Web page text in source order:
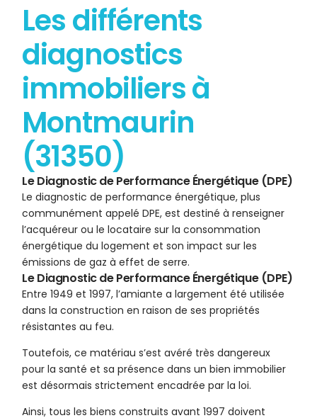
Les différents
diagnostics
immobiliers à
Montmaurin
(31350)
Le Diagnostic de Performance Énergétique (DPE)
Le diagnostic de performance énergétique, plus
communément appelé DPE, est destiné à renseigner
l’acquéreur ou le locataire sur la consommation
énergétique du logement et son impact sur les
émissions de gaz à effet de serre.
Le Diagnostic de Performance Énergétique (DPE)
Entre 1949 et 1997, l’amiante a largement été utilisée
dans la construction en raison de ses propriétés
résistantes au feu.
Toutefois, ce matériau s’est avéré très dangereux
pour la santé et sa présence dans un bien immobilier
est désormais strictement encadrée par la loi.
Ainsi, tous les biens construits avant 1997 doivent